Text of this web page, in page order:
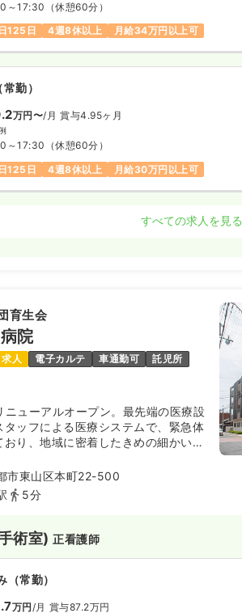
～17:30 （休憩60分）
125日
4週8休以上 月給34万円以上可
勤）
万円〜/月 賞与4.95ヶ月
～17:30 （休憩60分）
125日
4週8休以上 月給30万円以上可
～17:30
125日
ブランク可
円以上可
勤）
～17:30
（常勤）
すべての求人を見る
育生会
院
人 電子カルテ 車通勤可
託児所
ューアルオープン。最先端の医療設
タッフによる医療システムで、緊急体
おり、地域に密着したきめの細かい医
ケアミックスの病院です。
市東山区本町22-500
5分
術室)正看護師
（常勤）
万円/月 賞与87.2万円